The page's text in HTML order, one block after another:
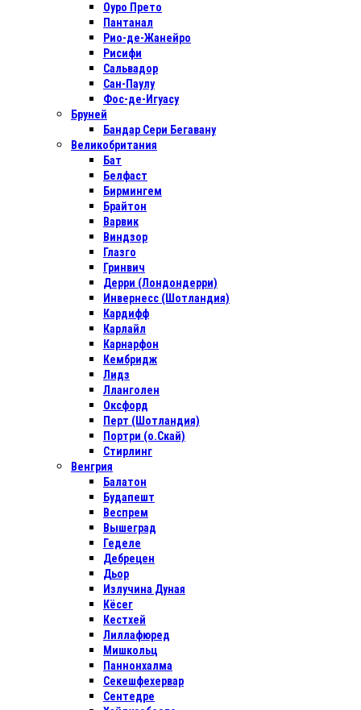
Оуро Прето
Пантанал
Рио-де-Жанейро
Рисифи
Сальвадор
Сан-Паулу
Фос-де-Игуасу
Бруней
Бандар Сери Бегавану
Великобритания
Бат
Белфаст
Бирмингем
Брайтон
Варвик
Виндзор
Глазго
Гринвич
Дерри (Лондондерри)
Инвернесс (Шотландия)
Кардифф
Карлайл
Карнарфон
Кембридж
Лидз
Лланголен
Оксфорд
Перт (Шотландия)
Портри (о.Скай)
Стирлинг
Венгрия
Балатон
Будапешт
Веспрем
Вышеград
Геделе
Дебрецен
Дьор
Излучина Дуная
Кёсег
Кестхей
Лиллафюред
Мишкольц
Паннонхалма
Секешфехервар
Сентедре